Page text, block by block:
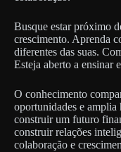
Busque estar próximo
crescimento. Aprenda
diferentes das suas.
Esteja aberto a ensinar
O conhecimento
oportunidades e amplia
construir um futuro
construir relações
colaboração e